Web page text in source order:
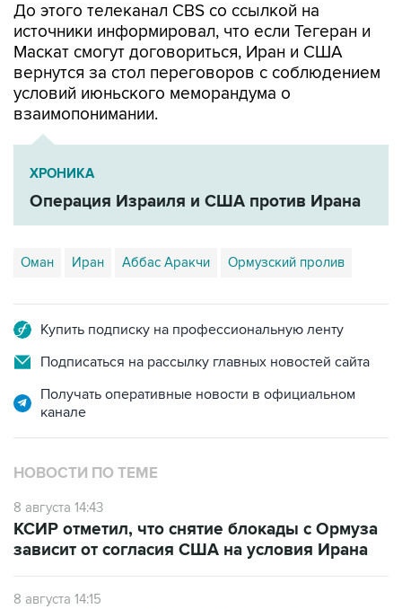
До этого телеканал CBS со ссылкой на
источники информировал, что если Тегеран и
Маскат смогут договориться, Иран и США
вернутся за стол переговоров с соблюдением
условий июньского меморандума о
взаимопонимании.
ХРОНИКА
Операция Израиля и США против Ирана
Оман Иран Аббас Аракчи Ормузский пролив
Купить подписку на профессиональную ленту
Подписаться на рассылку главных новостей сайта
Получать оперативные новости в официальном
канале
НОВОСТИ ПО ТЕМЕ
8 августа 14:43
КСИР отметил, что снятие блокады с Ормуза
зависит от согласия США на условия Ирана
8 августа 14:15